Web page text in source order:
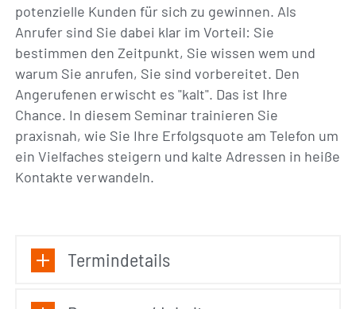
potenzielle Kunden für sich zu gewinnen. Als
Anrufer sind Sie dabei klar im Vorteil: Sie
bestimmen den Zeitpunkt, Sie wissen wem und
warum Sie anrufen, Sie sind vorbereitet. Den
Angerufenen erwischt es "kalt". Das ist Ihre
Chance. In diesem Seminar trainieren Sie
praxisnah, wie Sie Ihre Erfolgsquote am Telefon um
ein Vielfaches steigern und kalte Adressen in heiße
Kontakte verwandeln.
Termindetails